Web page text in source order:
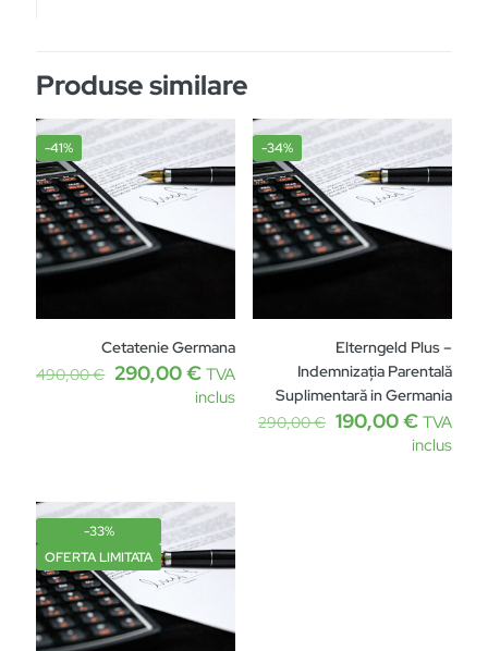
Produse similare
-41%
Cetatenie Germana
490,00€ Prețul
inițial
290,00€Prețul
curent
290,00 €.
TVA
inclus
-34%
Elterngeld Plus –
Indemnizația Parentală
Suplimentară in Germania
290,00€ Prețul
inițial
190,00€Prețul
curent
TVA
inclus
-33%
OFERTA LIMITATA